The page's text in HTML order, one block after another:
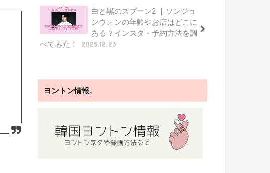
白と黒のスプーン2 ｜ソンジョ
ンウォンの年齢やお店はどこに
ある？インスタ・予約方法を調
べてみた！
2025.12.23
ヨントン情報↓